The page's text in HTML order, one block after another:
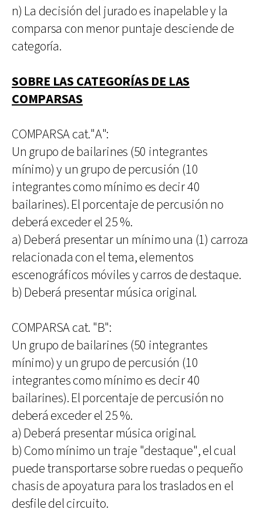
n) La decisión del jurado es inapelable y la
comparsa con menor puntaje desciende de
categoría.
SOBRE LAS CATEGORÍAS DE LAS
COMPARSAS
COMPARSA cat."A":
Un grupo de bailarines (50 integrantes
mínimo) y un grupo de percusión (10
integrantes como mínimo es decir 40
bailarines). El porcentaje de percusión no
deberá exceder el 25 %.
a) Deberá presentar un mínimo una (1) carroza
relacionada con el tema, elementos
escenográficos móviles y carros de destaque.
b) Deberá presentar música original.
COMPARSA cat. "B":
Un grupo de bailarines (50 integrantes
mínimo) y un grupo de percusión (10
integrantes como mínimo es decir 40
bailarines). El porcentaje de percusión no
deberá exceder el 25 %.
a) Deberá presentar música original.
b) Como mínimo un traje "destaque", el cual
puede transportarse sobre ruedas o pequeño
chasis de apoyatura para los traslados en el
desfile del circuito.